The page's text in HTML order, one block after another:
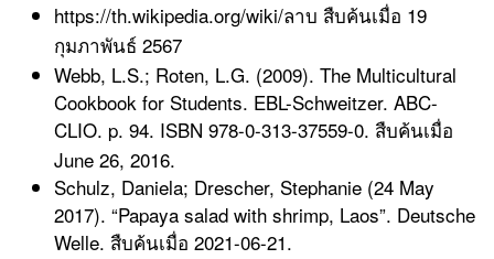
https://th.wikipedia.org/wiki/ลาบ สืบค้นเมื่อ 19
กุมภาพันธ์ 2567
Webb, L.S.; Roten, L.G. (2009). The Multicultural
Cookbook for Students. EBL-Schweitzer. ABC-
CLIO. p. 94. ISBN 978-0-313-37559-0. สืบค้นเมื่อ
June 26, 2016.
Schulz, Daniela; Drescher, Stephanie (24 May
2017). “Papaya salad with shrimp, Laos”. Deutsche
Welle. สืบค้นเมื่อ 2021-06-21.